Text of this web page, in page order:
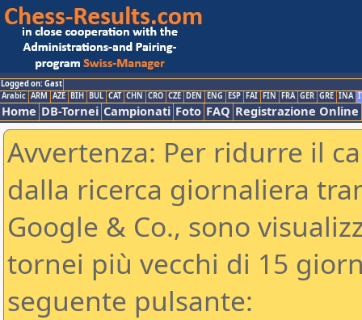
Logged on: Gast
Arabic ARM AZE BIH BUL CAT CHN CRO CZE DEN ENG ESP FAI FIN FRA GER GRE INA
Home DB-Tornei Campionati Foto FAQ Registrazione Online
Avvertenza: Per ridurre il
dalla ricerca giornaliera
Google & Co., sono
tornei più vecchi di 15
seguente pulsante: